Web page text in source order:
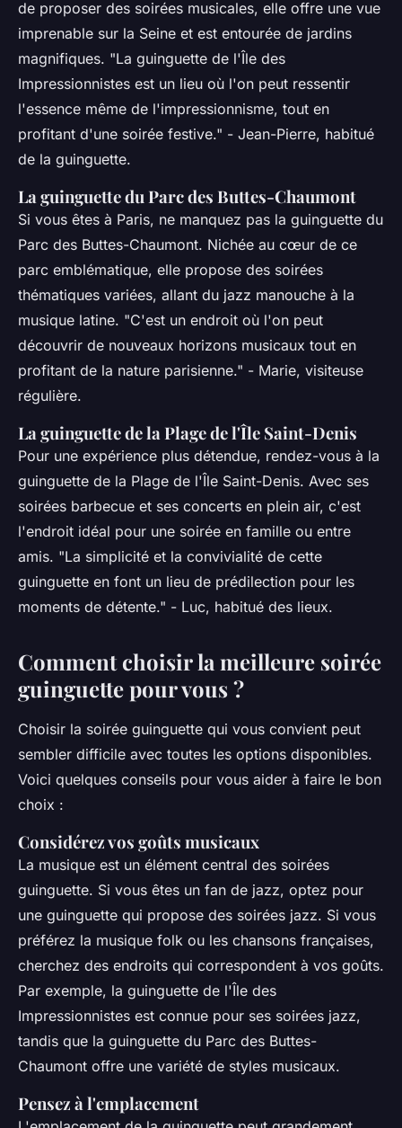
de proposer des soirées musicales, elle offre une vue
imprenable sur la Seine et est entourée de jardins
magnifiques. "La guinguette de l'Île des
Impressionnistes est un lieu où l'on peut ressentir
l'essence même de l'impressionnisme, tout en
profitant d'une soirée festive." - Jean-Pierre, habitué
de la guinguette.
La guinguette du Parc des Buttes-Chaumont
Si vous êtes à Paris, ne manquez pas la guinguette du
Parc des Buttes-Chaumont. Nichée au cœur de ce
parc emblématique, elle propose des soirées
thématiques variées, allant du jazz manouche à la
musique latine. "C'est un endroit où l'on peut
découvrir de nouveaux horizons musicaux tout en
profitant de la nature parisienne." - Marie, visiteuse
régulière.
La guinguette de la Plage de l'Île Saint-Denis
Pour une expérience plus détendue, rendez-vous à la
guinguette de la Plage de l'Île Saint-Denis. Avec ses
soirées barbecue et ses concerts en plein air, c'est
l'endroit idéal pour une soirée en famille ou entre
amis. "La simplicité et la convivialité de cette
guinguette en font un lieu de prédilection pour les
moments de détente." - Luc, habitué des lieux.
Comment choisir la meilleure soirée
guinguette pour vous ?
Choisir la soirée guinguette qui vous convient peut
sembler difficile avec toutes les options disponibles.
Voici quelques conseils pour vous aider à faire le bon
choix :
Considérez vos goûts musicaux
La musique est un élément central des soirées
guinguette. Si vous êtes un fan de jazz, optez pour
une guinguette qui propose des soirées jazz. Si vous
préférez la musique folk ou les chansons françaises,
cherchez des endroits qui correspondent à vos goûts.
Par exemple, la guinguette de l'Île des
Impressionnistes est connue pour ses soirées jazz,
tandis que la guinguette du Parc des Buttes-
Chaumont offre une variété de styles musicaux.
Pensez à l'emplacement